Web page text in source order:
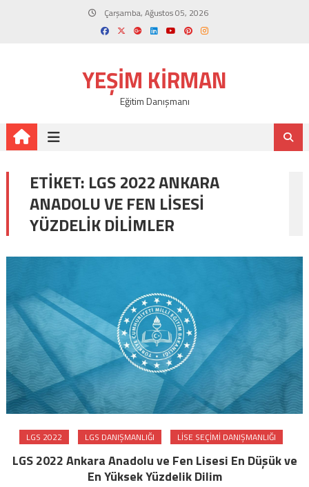
Çarşamba, Ağustos 05, 2026
YEŞIM KIRMAN
Eğitim Danışmanı
ETIKET: LGS 2022 ANKARA
ANADOLU VE FEN LISESI
YÜZDELIK DILIMLER
LGS 2022 LGS DANIŞMANLIĞI LISE SEÇIMI DANIŞMANLIĞI
LGS 2022 Ankara Anadolu ve Fen Lisesi En Düşük ve
En Yüksek Yüzdelik Dilim